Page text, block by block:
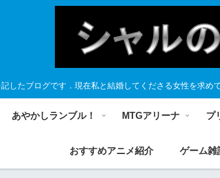
したブログです．現在私と結婚してくださる女性を求め
あやかしランブル！ MTGアリーナ プ
おすすめアニメ紹介 ゲーム雑